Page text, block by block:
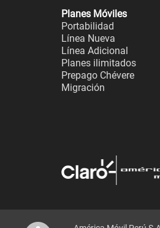
Planes Móviles
Portabilidad
Línea Nueva
Línea Adicional
Planes ilimitados
Prepago Chévere
Migración